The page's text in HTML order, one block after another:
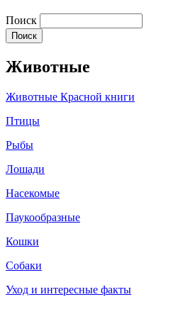
Поиск
Животные
Животные Красной книги
Птицы
Рыбы
Лошади
Насекомые
Паукообразные
Кошки
Собаки
Уход и интересные факты